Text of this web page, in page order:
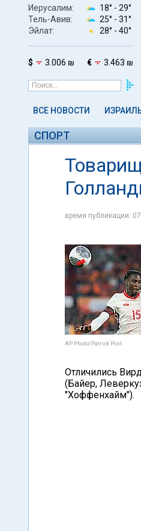
Иерусалим: 18° - 29°
Тель-Авив:
25° - 31°
Эйлат:
28° - 40°
$ 3.006 ₪ € 3.463 ₪
ВСЕ НОВОСТИ
СПОРТ
время публикации:
AP Photo/Patrick Post
Отличились
(Байер,
"Хоффенхайм").